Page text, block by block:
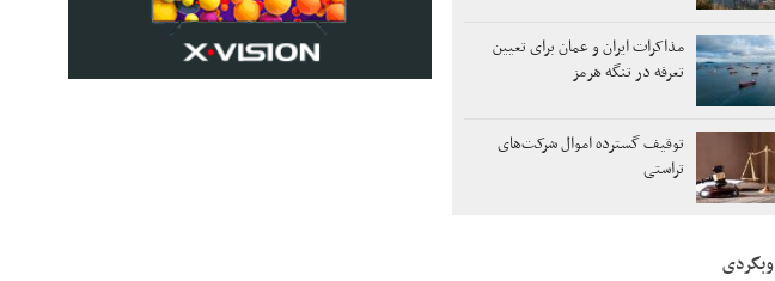
مذاکرات ایران و عمان برای تعیین
تعرفه در تنگه هرمز
توقیف گسترده اموال شرکت‌های
تراستی
وبگردی